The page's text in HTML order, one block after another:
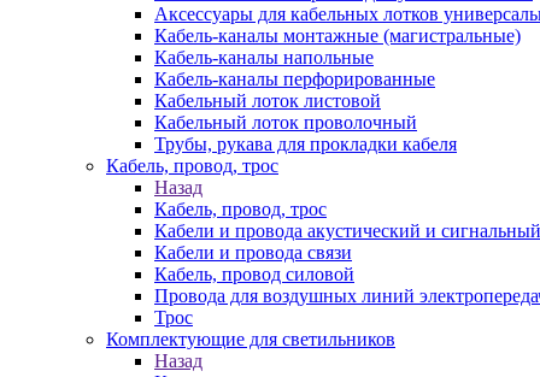
Аксессуары для кабельных лотков
Кабель-каналы монтажные (магистральные)
Кабель-каналы напольные
Кабель-каналы перфорированные
Кабельный лоток листовой
Кабельный лоток проволочный
Трубы, рукава для прокладки кабеля
Кабель, провод, трос
Назад
Кабель, провод, трос
Кабели и провода акустический и сигнальный
Кабели и провода связи
Кабель, провод силовой
Провода для воздушных линий
Трос
Комплектующие для светильников
Назад